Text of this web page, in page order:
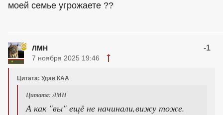
моей семье угрожаете ??
ЛМН -1
7 ноября 2025 19:46
Цитата: Удав КАА
Цитата: ЛМН
А как "вы" ещё не начинали,вижу тоже.